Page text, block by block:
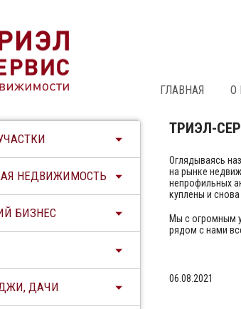
ГЛАВНАЯ О
НЕДВИЖИМОСТЬ
БИЗНЕС
ДАЧИ
ТРИЭЛ-
Оглядываясь
на рынке
непрофильных
куплены и
Мы с огромным
рядом с нами
06.08.2021